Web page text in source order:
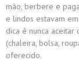
mão, berbere e
e lindos estavam em
dica é nunca
(chaleira, bolsa,
oferecido.